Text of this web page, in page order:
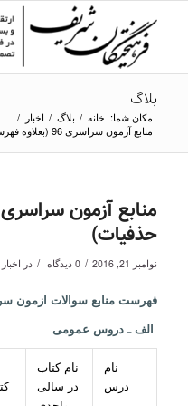
بلاگ
مکان شما: خانه / بلاگ / اخبار /
منابع آزمون سراسری 96 (بعلاوه فهرست حذفیات)...
حذفیات)
نوامبر 21, 2016 / 0 دیدگاه / در اخبار
فهرست منابع سوالات ازمون
الف ـ دروس عمومی
نام
درس
نام کتاب
در سالی